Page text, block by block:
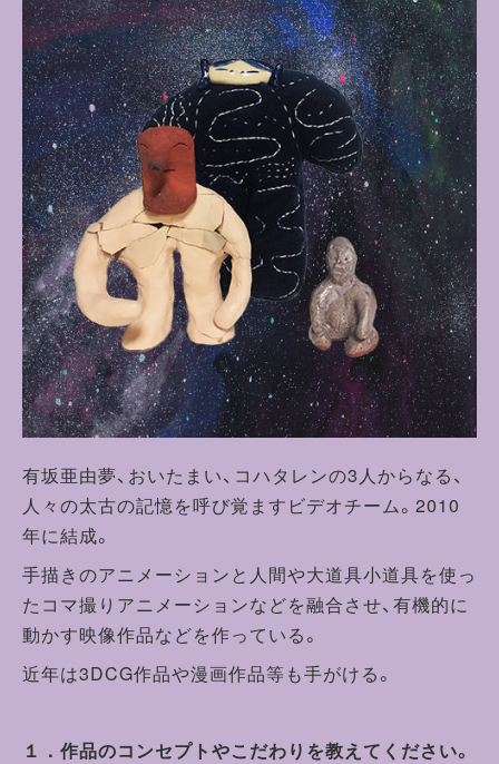
有坂亜由夢、おいたまい、コハタレンの3人からなる、
人々の太古の記憶を呼び覚ますビデオチーム。2010
年に結成。
手描きのアニメーションと人間や大道具小道具を使っ
たコマ撮りアニメーションなどを融合させ、有機的に
動かす映像作品などを作っている。
近年は3DCG作品や漫画作品等も手がける。
１．作品のコンセプトやこだわりを教えてください。